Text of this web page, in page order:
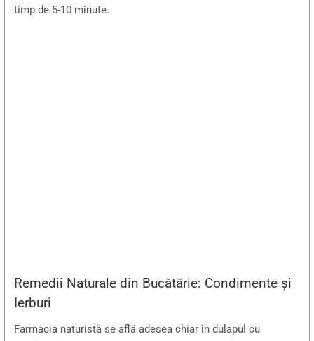
timp de 5-10 minute.
Remedii Naturale din Bucătărie: Condimente și
Ierburi
Farmacia naturistă se află adesea chiar în dulapul cu